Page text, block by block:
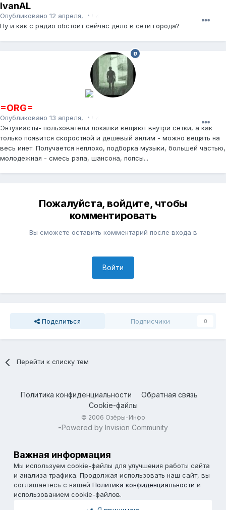
IvanAL
Опубликовано 12 апреля, 2009
Ну и как с радио обстоит сейчас дело в сети города?
=ORG=
Опубликовано 13 апреля, 2009
Энтузиасты- пользователи локалки вещают внутри сетки, а как
только появится скоростной и дешевый анлим - можно вещать на
весь инет. Получается неплохо, подборка музыки, большей частью,
молодежная - смесь рэпа, шансона, попсы...
Пожалуйста, войдите, чтобы
комментировать
Вы сможете оставить комментарий после входа в
Войти
Поделиться Подписчики 0
Перейти к списку тем
Политика конфиденциальности
Обратная связь
Cookie-файлы
© 2006 Озёры-Инфо
=Powered by Invision Community
Важная информация
Мы используем cookie-файлы для улучшения работы сайта
и анализа трафика. Продолжая использовать наш сайт, вы
соглашаетесь с нашей Политика конфиденциальности и
использованием cookie-файлов.